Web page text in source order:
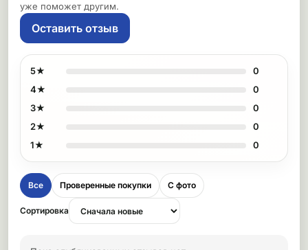
уже поможет другим.
Оставить отзыв
5★
0
4★
0
3★
0
2★
0
1★
0
Все Проверенные покупки С фото
Сортировка